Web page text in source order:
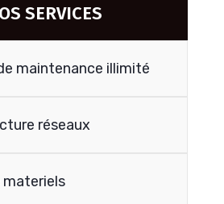
SERVICES
maintenance illimité
réseaux
materiels